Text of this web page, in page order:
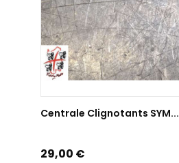
Centrale Clignotants SYM...
Prix
29,00 €